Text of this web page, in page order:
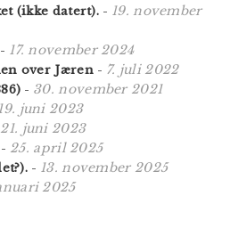
(ikke datert). - 19. november
- 17. november 2024
over Jæren- 7. juli 2022
- 30. november 2021
juni 2023
21. juni 2023
- 25. april 2025
- 13. november 2025
2025